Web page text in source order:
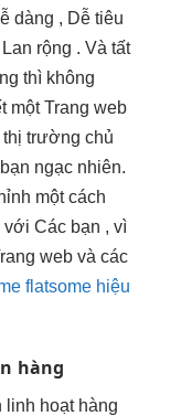
dàng , Dễ tiêu
rộng . Và tất
thì không
một Trang web
thị trường chủ
ngạc nhiên.
một cách
với Các bạn , vì
web và các
flatsome hiệu
hàng
linh hoạthàng